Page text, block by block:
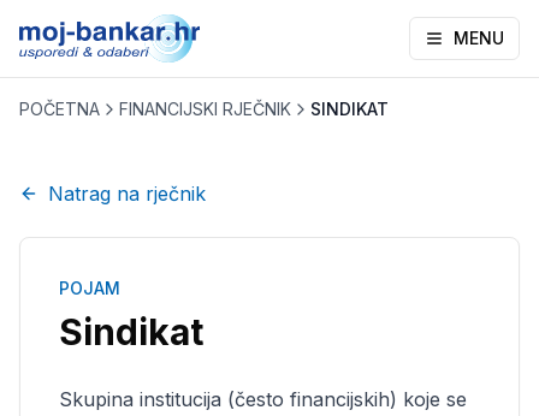
MENU
POČETNA FINANCIJSKI RJEČNIK SINDIKAT
Natrag na rječnik
POJAM
Sindikat
Skupina institucija (često financijskih) koje se